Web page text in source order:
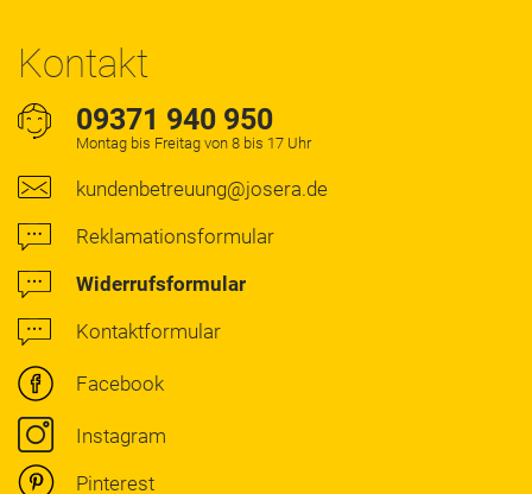
Kontakt
09371 940 950
Montag bis Freitag von 8 bis 17 Uhr
kundenbetreuung@josera.de
Reklamationsformular
Widerrufsformular
Kontaktformular
Facebook
Instagram
Pinterest